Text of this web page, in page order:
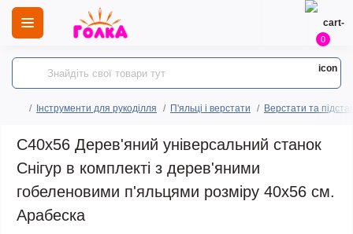
0
Інструменти для рукоділля П'яльці і верстати Верстати та
С40х56 Дерев'яний універсальний станок
Снігур в комплекті з дерев'яними
гобеленовими п'яльцями розміру 40х56 см.
Арабеска